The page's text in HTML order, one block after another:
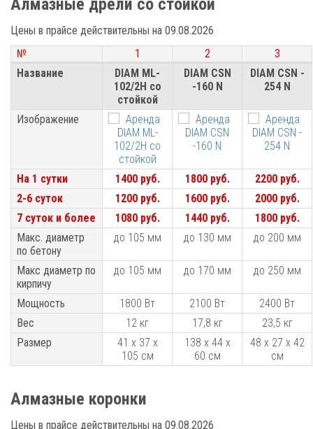
Алмазные дрели со стойкой
Цены в прайсе действительны на 09.08.2026
№
1 2
3
№
1 2 3
Название
DIAM ML-
102/2H со
стойкой
DIAM CSN
-160 N
DIAM CSN -
254 N
Изображение
На 1 сутки 1400 руб. 1800 руб.
2200 руб.
2-6 суток
1200 руб. 1600 руб.
2000 руб.
7 суток и более
1080 руб. 1440 руб.
1800 руб.
Макс. диаметр
по бетону
до 105 мм до 130 мм до 200 мм
Макс диаметр по
кирпичу
до 105 мм до 170 мм до 250 мм
Мощность 1800 Вт 2100 Вт
2400 Вт
Вес
12 кг 17,8 кг
23,5 кг
Размер
41 х 37 х
105 см
138 х 44 х
60 см
48 х 27 х 42
см
№
Название
Изображение
На 1 сутки
2-6 суток
7 суток и более
Макс. диаметр
по бетону
Макс диаметр по
кирпичу
Мощность
Вес
Размер
Алмазные коронки
Цены в прайсе действительны на 09.08.2026